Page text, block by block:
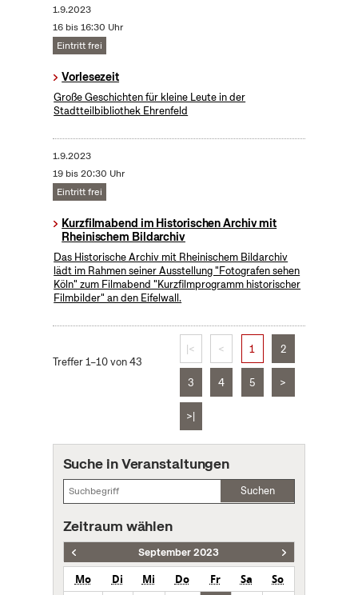
1.9.2023
16 bis 16:30 Uhr
Eintritt frei
Vorlesezeit
Große Geschichten für kleine Leute in der
Stadtteilbibliothek Ehrenfeld
1.9.2023
19 bis 20:30 Uhr
Eintritt frei
Kurzfilmabend im Historischen Archiv mit
Rheinischem Bildarchiv
Das Historische Archiv mit Rheinischem Bildarchiv
lädt im Rahmen seiner Ausstellung "Fotografen sehen
Köln" zum Filmabend "Kurzfilmprogramm historischer
Filmbilder" an den Eifelwall.
Treffer 1–10 von 43
|< < 1 2
3 4 5 >
>|
Suche in Veranstaltungen
Suchen
Zeitraum wählen
September 2023
Mo Di Mi Do Fr Sa
So